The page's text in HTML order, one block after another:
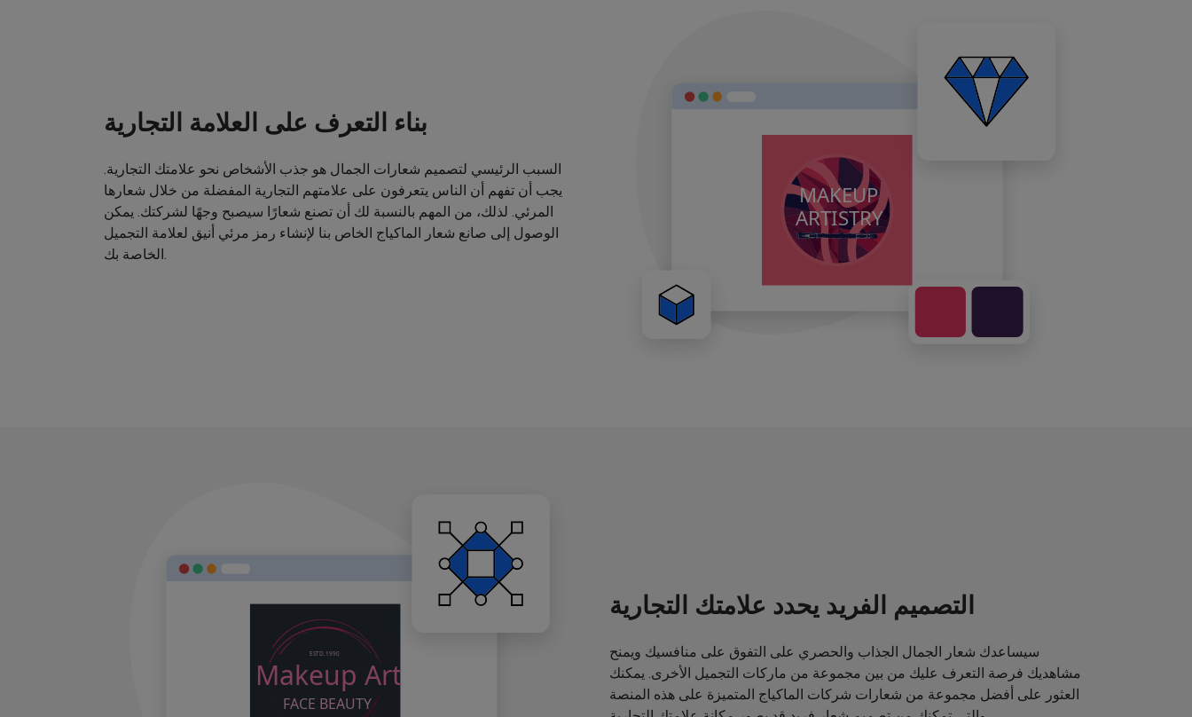
بناء التعرف على العلامة التجارية
السبب الرئيسي لتصميم شعارات الجمال هو جذب الأشخاص نحو علامتك التجارية.
يجب أن تفهم أن الناس يتعرفون على علامتهم التجارية المفضلة من خلال شعارها
المرئي. لذلك، من المهم بالنسبة لك أن تصنع شعارًا سيصبح وجهًا لشركتك. يمكن
الوصول إلى صانع شعار الماكياج الخاص بنا لإنشاء رمز مرئي أنيق لعلامة التجميل
الخاصة بك.
التصميم الفريد يحدد علامتك التجارية
سيساعدك شعار الجمال الجذاب والحصري على التفوق على منافسيك ويمنح
مشاهديك فرصة التعرف عليك من بين مجموعة من ماركات التجميل الأخرى. يمكنك
العثور على أفضل مجموعة من شعارات شركات الماكياج المتميزة على هذه المنصة